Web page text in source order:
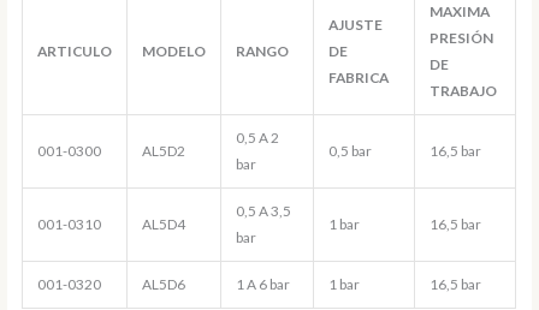
ARTICULO MODELO RANGO
AJUSTE
DE
FABRICA
MAXIMA
PRESIÓN
DE
TRABAJO
001-0300 AL5D2
0,5 A 2
bar
0,5 bar 16,5 bar
001-0310 AL5D4
0,5 A 3,5
bar
1 bar 16,5 bar
001-0320 AL5D6 1 A 6 bar 1 bar 16,5 bar